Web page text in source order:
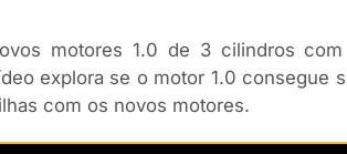
motores 1.0 de 3 cilindros
explora se o motor 1.0 consegue
com os novos motores.